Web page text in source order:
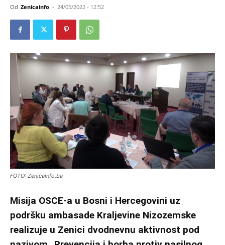
Od Zenicainfo - 24/05/2022 - 12:52
FOTO: Zenicainfo.ba
Misija OSCE-a u Bosni i Hercegovini uz
podršku ambasade Kraljevine Nizozemske
realizuje u Zenici dvodnevnu aktivnost pod